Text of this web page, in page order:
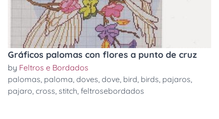
Gráficos palomas con flores a punto de cruz
by Feltros e Bordados
palomas, paloma, doves, dove, bird, birds, pajaros,
pajaro, cross, stitch, feltrosebordados